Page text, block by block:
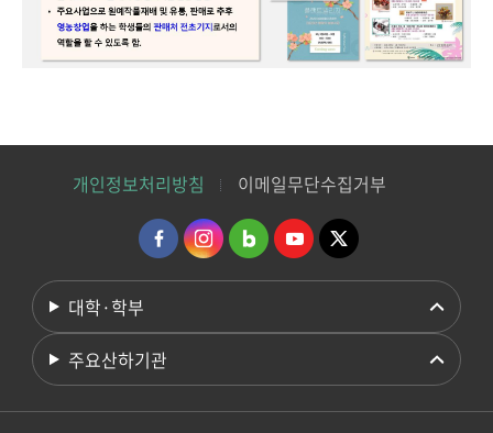
개인정보처리방침 이메일무단수집거부
대학·학부
주요산하기관